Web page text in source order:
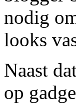
nodig
looks
Naast
op